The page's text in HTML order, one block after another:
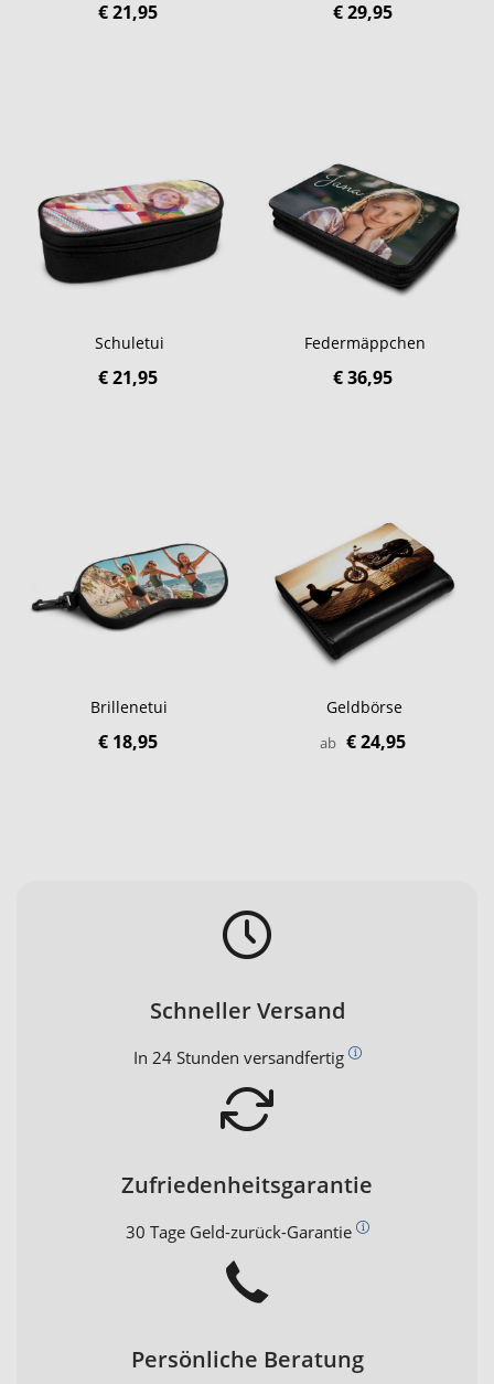
€ 21,95 € 29,95
Schuletui
€ 21,95
Federmäppchen
€ 36,95
Brillenetui
€ 18,95
Geldbörse
ab € 24,95
Schneller Versand
In 24 Stunden versandfertig
Zufriedenheitsgarantie
30 Tage Geld-zurück-Garantie
Persönliche Beratung